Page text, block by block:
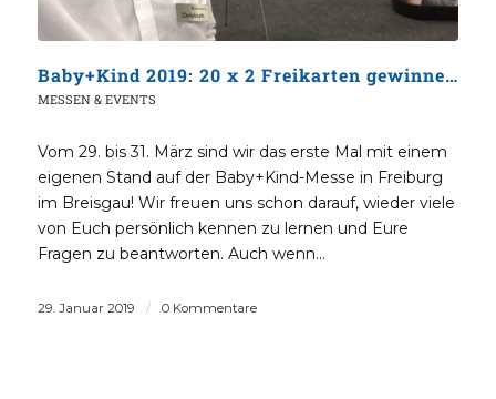
Baby+Kind 2019: 20 x 2 Freikarten gewinnen!
MESSEN & EVENTS
Vom 29. bis 31. März sind wir das erste Mal mit einem
eigenen Stand auf der Baby+Kind-Messe in Freiburg
im Breisgau! Wir freuen uns schon darauf, wieder viele
von Euch persönlich kennen zu lernen und Eure
Fragen zu beantworten. Auch wenn…
29. Januar 2019 / 0 Kommentare